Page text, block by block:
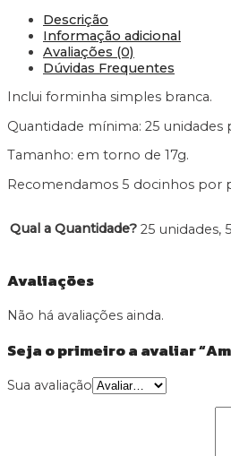
Descrição
Informação adicional
Avaliações (0)
Dúvidas Frequentes
Inclui forminha simples branca.
Quantidade mínima: 25
Tamanho: em torno de 17g.
Recomendamos 5 docinhos por
Qual a Quantidade? 25 unidades,
Avaliações
Não há avaliações ainda.
Seja o primeiro a avaliar
Sua avaliação